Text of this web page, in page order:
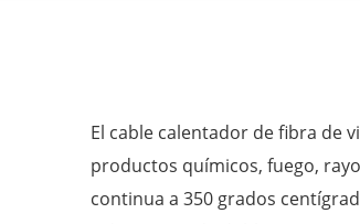
El cable calentador de fibra de
productos químicos, fuego,
continua a 350 grados